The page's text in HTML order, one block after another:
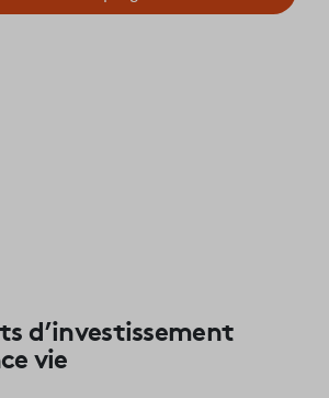
d’investissement
vie